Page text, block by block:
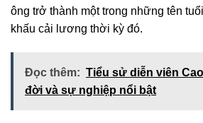
ông trở thành một trong những tên
khấu cải lương thời kỳ đó.
Đọc thêm: Tiểu sử diễn viên
đời và sự nghiệp nổi bật